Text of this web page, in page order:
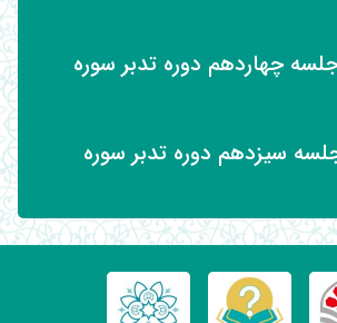
۱۲/۱۳ | جلسه چهاردهم دوره تدبر سوره
۱۱/۲۹ | جلسه سیزدهم دوره تدبر سوره